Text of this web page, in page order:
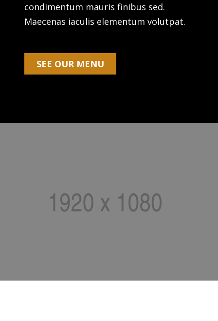
condimentum mauris finibus sed.
Maecenas iaculis elementum volutpat.
SEE OUR MENU